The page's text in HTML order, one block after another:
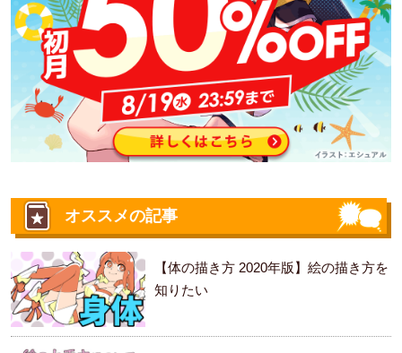
オススメの記事
【体の描き方 2020年版】絵の描き方を
知りたい